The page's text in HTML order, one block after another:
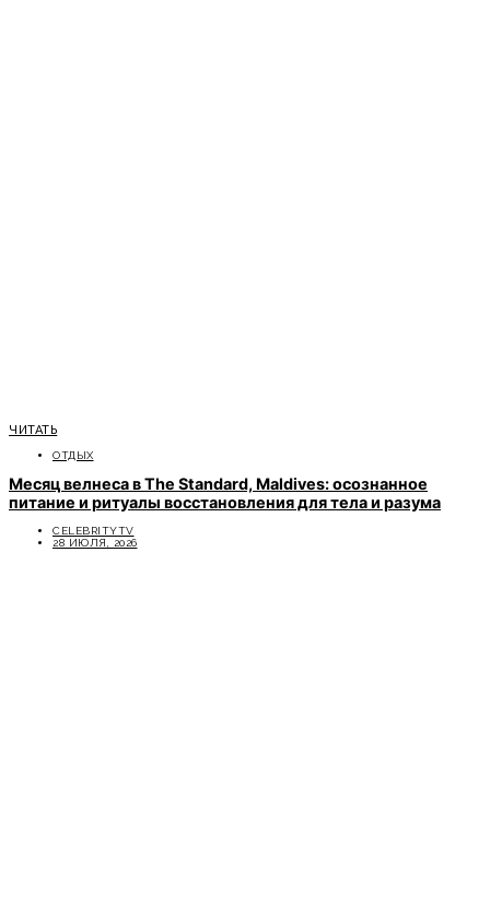
ЧИТАТЬ
ОТДЫХ
Месяц велнеса в The Standard, Maldives: осознанное
питание и ритуалы восстановления для тела и разума
CELEBRITYTV
28 ИЮЛЯ, 2026